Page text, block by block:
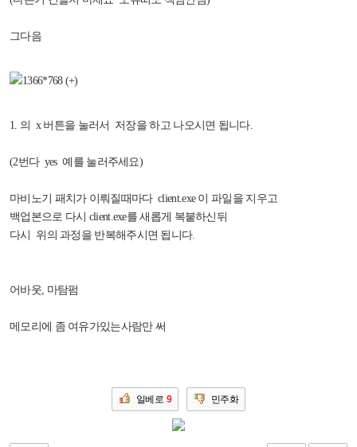
그다음
1. 의 x 버튼을 눌러서 저장을 하고 나오시면 됩니다.
(2번다 yes 예를 눌러주세요)
마비노기 패치가 이뤄질때마다 client.exe 이 파일을 지우고
백업본으로 다시 client.exe를 새롭게 복붙하신뒤
다시 위의 과정을 반복해주시면 됩니다.
어바웃, 마탐펌
메모리에 좀 여유가있는사람만 써
일베로 9 민주화